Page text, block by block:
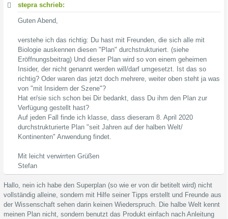
stepra schrieb:
Guten Abend,
verstehe ich das richtig: Du hast mit Freunden, die sich alle mit
Biologie auskennen diesen "Plan" durchstrukturiert. (siehe
Eröffnungsbeitrag) Und dieser Plan wird so von einem geheimen
Insider, der nicht genannt werden will/darf umgesetzt. Ist das so
richtig? Oder waren das jetzt doch mehrere, weiter oben steht ja was
von "mit Insidern der Szene"?
Hat er/sie sich schon bei Dir bedankt, dass Du ihm den Plan zur
Verfügung gestellt hast?
Auf jeden Fall finde ich klasse, dass dieseram 8. April 2020
durchstrukturierte Plan "seit Jahren auf der halben Welt/
Kontinenten" Anwendung findet.
Mit leicht verwirrten Grüßen
Stefan
Hallo, nein ich habe den Superplan (so wie er von dir betitelt wird) nicht
vollständig alleine, sondern mit Hilfe seiner Tipps erstellt und Freunde aus
der Wissenschaft sehen darin keinen Wiederspruch. Die halbe Welt kennt
meinen Plan nicht, sondern benutzt das Produkt einfach nach Anleitung